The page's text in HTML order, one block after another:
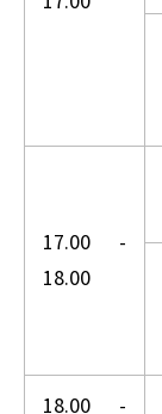
17.00 -
18.00
18.00 -